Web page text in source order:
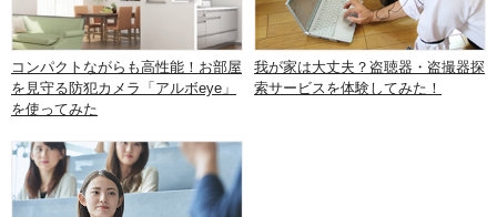
コンパクトながらも高性能！お部屋
を見守る防犯カメラ「アルボeye」
を使ってみた
我が家は大丈夫？盗聴器・盗撮器探
索サービスを体験してみた！